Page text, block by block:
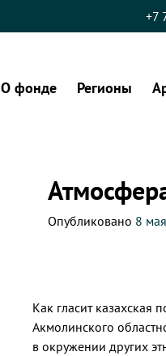
+7
О фонде Регионы
Опубликовано 8
Как гласит казахская
Акмолинского
в окружении других